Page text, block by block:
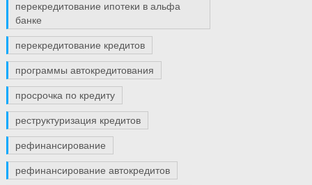
перекредитование ипотеки в альфа
банке
перекредитование кредитов
программы автокредитования
просрочка по кредиту
реструктуризация кредитов
рефинансирование
рефинансирование автокредитов